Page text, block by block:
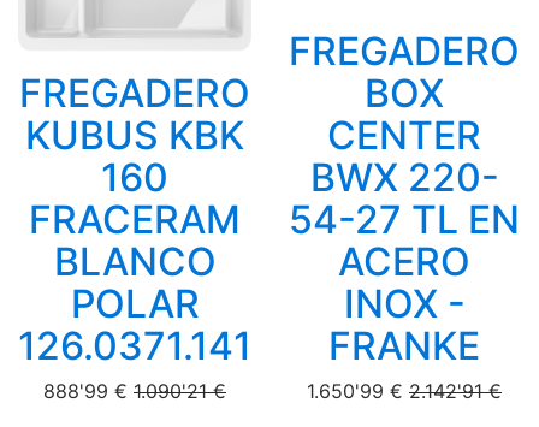
FREGADERO
KUBUS KBK
160
FRACERAM
BLANCO
POLAR
126.0371.141
888'99 € 1.090'21 €
FREGADERO
BOX
CENTER
BWX 220-
54-27 TL EN
ACERO
INOX -
FRANKE
1.650'99 € 2.142'91 €